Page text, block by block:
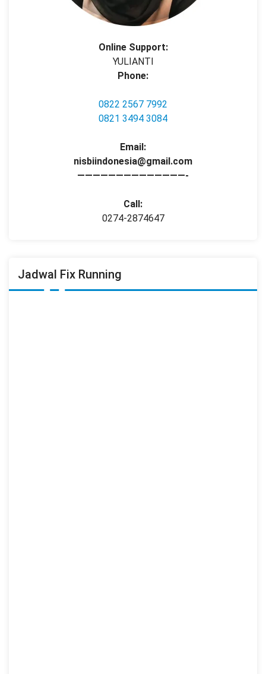
Online Support:
YULIANTI
Phone:
0822 2567 7992
0821 3494 3084
Email:
nisbiindonesia@gmail.com
——————————————-
Call:
0274-2874647
Jadwal Fix Running